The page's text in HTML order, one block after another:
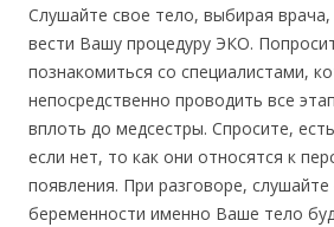
Слушайте свое тело, выбирая
вести Вашу процедуру ЭКО.
познакомиться со специалистами,
непосредственно проводить все
вплоть до медсестры. Спросите,
если нет, то как они относятся к
появления. При разговоре,
беременности именно Ваше тело